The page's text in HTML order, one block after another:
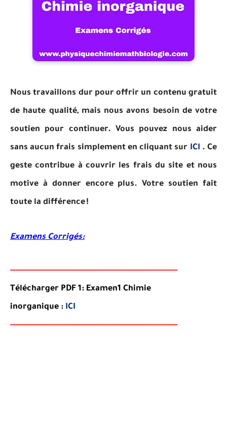
Nous travaillons dur pour offrir un contenu gratuit
de haute qualité, mais nous avons besoin de votre
soutien pour continuer. Vous pouvez nous aider
sans aucun frais simplement en cliquant sur ICI . Ce
geste contribue à couvrir les frais du site et nous
motive à donner encore plus. Votre soutien fait
toute la différence !
Examens Corrigés:
------------------------------------------------------------------
Télécharger PDF 1: Examen1 Chimie
inorganique : ICI
------------------------------------------------------------------